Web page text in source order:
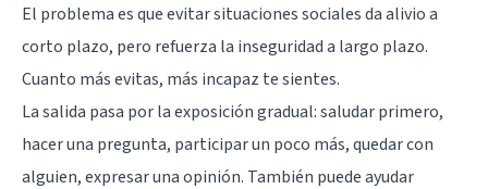
El problema es que evitar situaciones sociales da alivio a
corto plazo, pero refuerza la inseguridad a largo plazo.
Cuanto más evitas, más incapaz te sientes.
La salida pasa por la exposición gradual: saludar primero,
hacer una pregunta, participar un poco más, quedar con
alguien, expresar una opinión. También puede ayudar